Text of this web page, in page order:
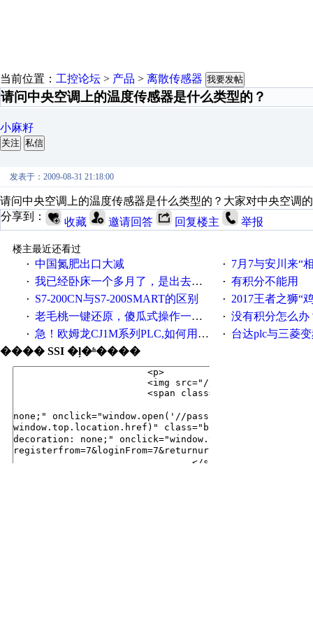
当前位置： 工控论坛 > 产品 > 离散传感器 我要发帖
请问中央空调上的温度传感器是什么类型的？
小麻籽
关注 私信
发表于：2009-08-31 21:18:00
请问中央空调上的温度传感器是什么类型的？大家对中央空调
分享到：
收藏 邀请回答 回复楼主 举报
楼主最近还看过
· 中国氮肥出口大减 · 7月7与安川来“
· 我已经卧床一个多月了，是出去安装机械手在高速遭遇车祸所致:大家工作都要特别注意啊 · 有积分不能用
· S7-200CN与S7-200SMART的区别 · 2017王者之狮“鸡”情签到
· 老毛桃一键还原，傻瓜式操作一键轻松备份还原；程序为向导式安装，一键即可实现自动备份或还原系统。 · 没有积分怎么办
· 急！欧姆龙CJ1M系列PLC,如何用时间控制变频器。要求时间在组态王中可以自由输入！拜托各位大神了！ ·
台达plc与三菱
���� SSI �ļ�ʱ����